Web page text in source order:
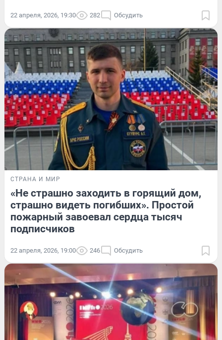
22 апреля, 2026, 19:30 282 Обсудить
СТРАНА И МИР
«Не страшно заходить в горящий дом,
страшно видеть погибших». Простой
пожарный завоевал сердца тысяч
подписчиков
22 апреля, 2026, 19:00 246 Обсудить